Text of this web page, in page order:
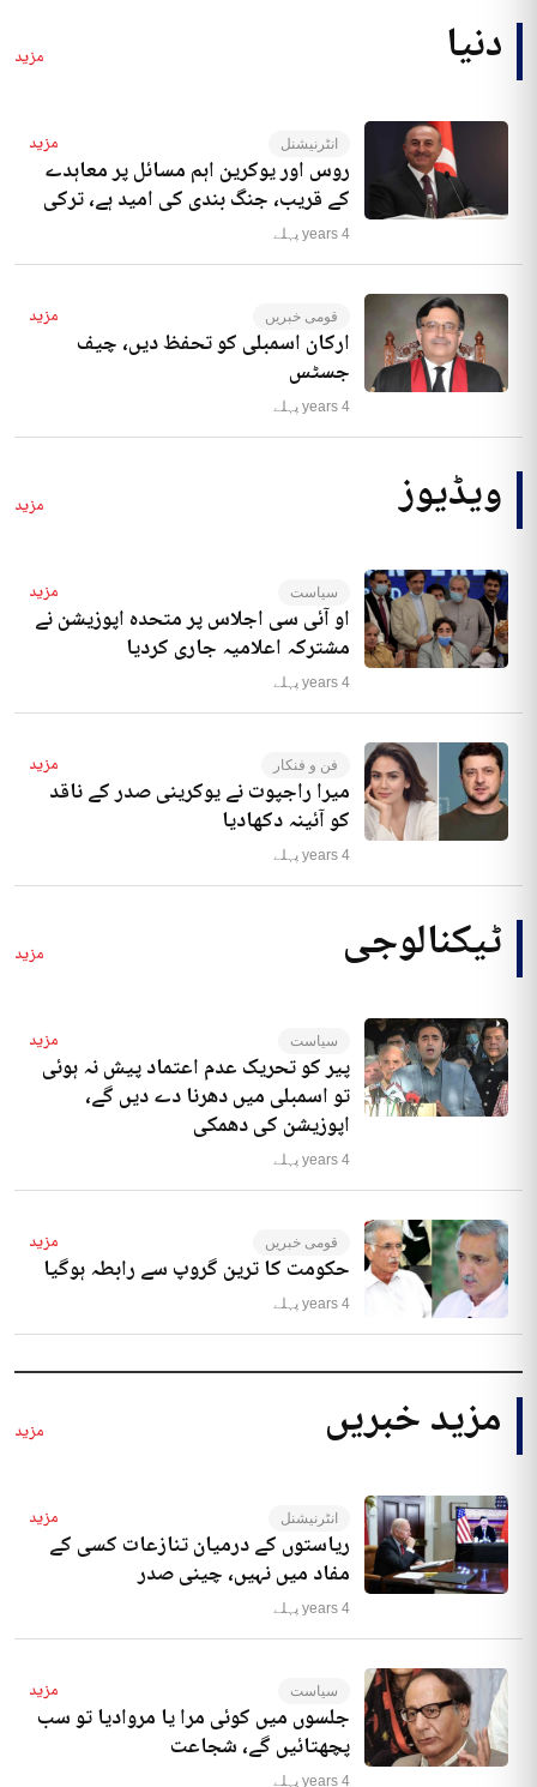
دنیا مزید
انٹرنیشنل مزید
روس اور یوکرین اہم مسائل پر معاہدے
کے قریب، جنگ بندی کی امید ہے، ترکی
4 years پہلے
قومی خبریں مزید
ارکان اسمبلی کو تحفظ دیں، چیف
جسٹس
4 years پہلے
ویڈیوز مزید
سیاست مزید
او آئی سی اجلاس پر متحدہ اپوزیشن نے
مشترکہ اعلامیہ جاری کردیا
4 years پہلے
فن و فنکار مزید
میرا راجپوت نے یوکرینی صدر کے ناقد
کو آئینہ دکھادیا
4 years پہلے
ٹیکنالوجی مزید
سیاست مزید
پیر کو تحریک عدم اعتماد پیش نہ ہوئی
تو اسمبلی میں دھرنا دے دیں گے،
اپوزیشن کی دھمکی
4 years پہلے
قومی خبریں مزید
حکومت کا ترین گروپ سے رابطہ ہوگیا
4 years پہلے
مزید خبریں مزید
انٹرنیشنل مزید
ریاستوں کے درمیان تنازعات کسی کے
مفاد میں نہیں، چینی صدر
4 years پہلے
سیاست مزید
جلسوں میں کوئی مرا یا مروادیا تو سب
پچھتائیں گے، شجاعت
4 years پہلے